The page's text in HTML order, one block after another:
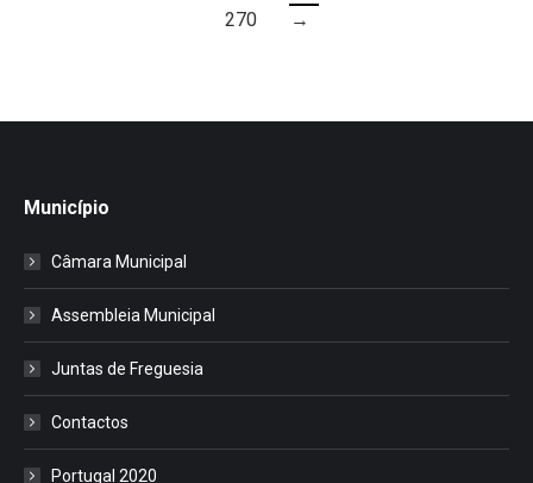
270
→
Município
Câmara Municipal
Assembleia Municipal
Juntas de Freguesia
Contactos
Portugal 2020